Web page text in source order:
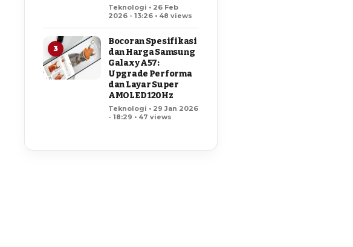
Teknologi • 26 Feb
2026 - 13:26 • 48 views
3
Bocoran Spesifikasi
dan Harga Samsung
Galaxy A57:
Upgrade Performa
dan Layar Super
AMOLED 120Hz
Teknologi • 29 Jan 2026
- 18:29 • 47 views